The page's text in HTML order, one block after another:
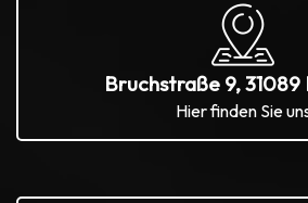
Bruchstraße 9, 31089
Hier finden Sie